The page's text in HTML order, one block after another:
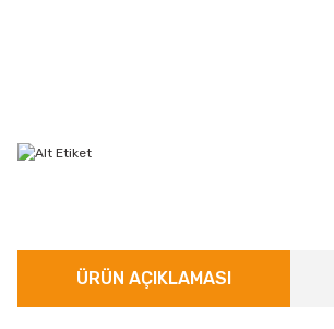
ÜRÜN AÇIKLAMASI